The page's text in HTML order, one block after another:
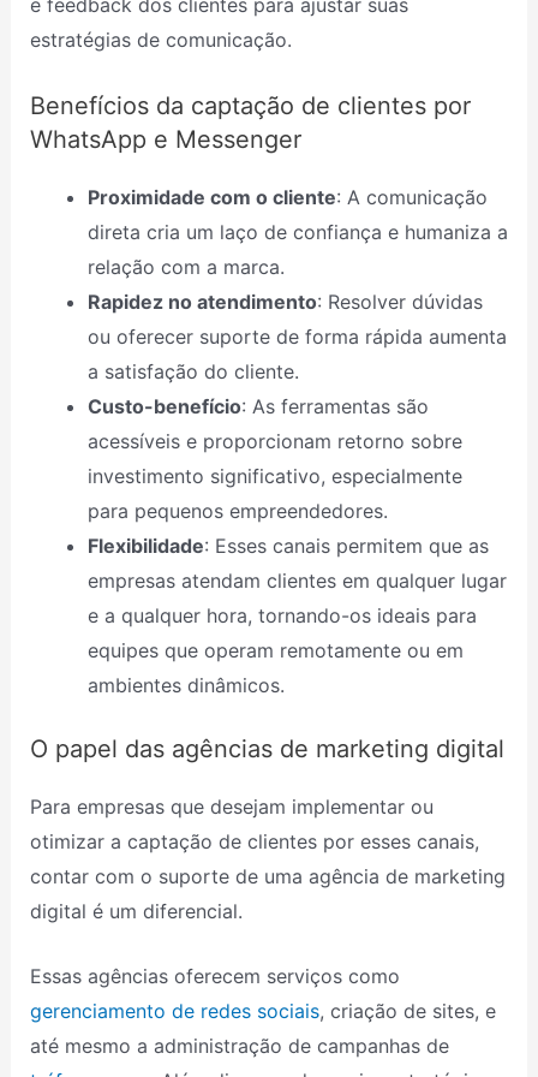
estratégias de comunicação.
Benefícios da captação de clientes por
WhatsApp e Messenger
Proximidade com o cliente: A comunicação
direta cria um laço de confiança e humaniza a
relação com a marca.
Rapidez no atendimento: Resolver dúvidas
ou oferecer suporte de forma rápida aumenta
a satisfação do cliente.
Custo-benefício: As ferramentas são
acessíveis e proporcionam retorno sobre
investimento significativo, especialmente
para pequenos empreendedores.
Flexibilidade: Esses canais permitem que as
empresas atendam clientes em qualquer lugar
e a qualquer hora, tornando-os ideais para
equipes que operam remotamente ou em
ambientes dinâmicos.
O papel das agências de marketing digital
Para empresas que desejam implementar ou
otimizar a captação de clientes por esses canais,
contar com o suporte de uma agência de marketing
digital é um diferencial.
Essas agências oferecem serviços como
gerenciamento de redes sociais, criação de sites, e
até mesmo a administração de campanhas de